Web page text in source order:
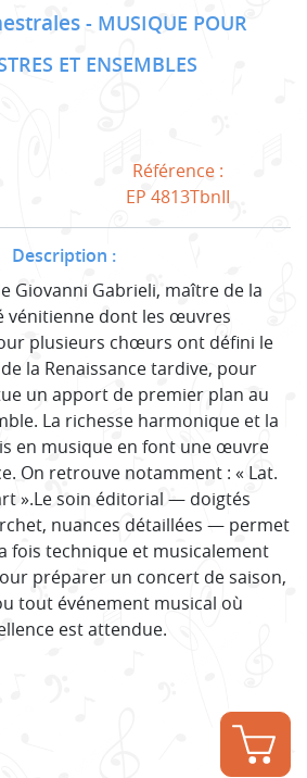
MUSIQUE POUR
ET ENSEMBLES
Référence :
EP 4813TbnII
Description :
Giovanni Gabrieli, maître de la
vénitienne dont les œuvres
plusieurs chœurs ont défini le
la Renaissance tardive, pour
un apport de premier plan au
La richesse harmonique et la
en musique en font une œuvre
On retrouve notamment : « Lat.
».Le soin éditorial — doigtés
nuances détaillées — permet
fois technique et musicalement
préparer un concert de saison,
tout événement musical où
est attendue.